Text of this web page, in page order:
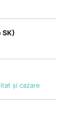
SK)
și cazare